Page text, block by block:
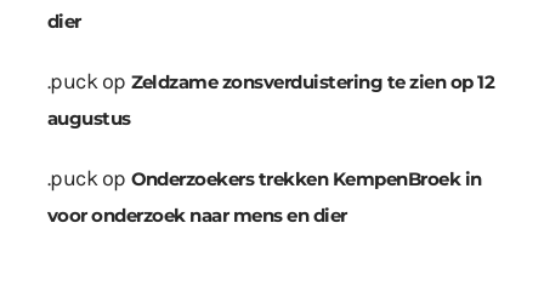
dier
.puckop Zeldzame zonsverduistering te zien op 12
augustus
.puckop Onderzoekers trekken KempenBroek in
voor onderzoek naar mens en dier